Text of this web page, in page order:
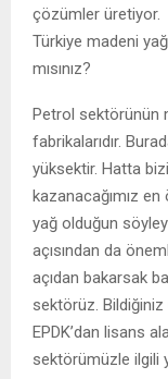
çözümler üretiyor.
Türkiye madeni
mısınız?
Petrol sektörünün
fabrikalarıdır.
yüksektir. Hatta
kazanacağımız
yağ olduğun
açısından da
açıdan bakarsak
sektörüz.
EPDK’dan lisans
sektörümüzle ilgili